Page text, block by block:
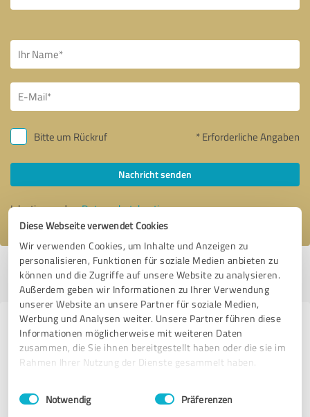
Diese Webseite verwendet Cookies
Wir verwenden Cookies, um Inhalte und Anzeigen zu
personalisieren, Funktionen für soziale Medien anbieten zu
können und die Zugriffe auf unsere Website zu analysieren.
Außerdem geben wir Informationen zu Ihrer Verwendung
unserer Website an unsere Partner für soziale Medien,
Werbung und Analysen weiter. Unsere Partner führen diese
Informationen möglicherweise mit weiteren Daten
zusammen, die Sie ihnen bereitgestellt haben oder die sie im
Rahmen Ihrer Nutzung der Dienste gesammelt haben.
Impressum Datenschutzbestimmungen
Einwilligungsauswahl
Notwendig Präferenzen
Bitte um Rückruf * Erforderliche Angaben
Nachricht senden
Ich stimme denDatenschutzbestimmungenzu.
Profil aktiv seit 12.12.2017 | Letzte Aktualisierung: 25.09.2020
melden
Erfahrungen zu weiteren
Anbietern aus dem Bereich IT-
Dienstleistungen
Gebert Systems GmbH & Co. KG